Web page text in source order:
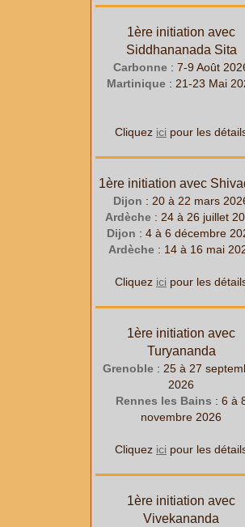
1ère initiation avec
Siddhananada Sita
Carbonne : 7-9 Août
Martinique : 21-23 Mai
Cliquez ici pour les
1ère initiation avec
Dijon : 20 à 22 mars
Ardèche: 24 à 26 juillet
Dijon : 4 à 6 décembre
Ardèche : 14 à 16 mai
Cliquez ici pour les
1ère initiation avec
Turyananda
Grenoble: 25 à 27
2026
Rennes les Bains : 6 à
novembre 2026
Cliquez ici pour les
1ère initiation avec
Vivekananda